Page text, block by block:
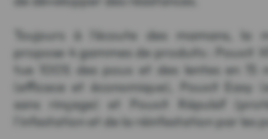
Toujours à l'écoute des mamans, la
propose 4 gammes de produits : Pouxit
tue 100% des poux et des lentes en 15
(efficace et économique), Pouxit Easy
sans rinçage) et Pouxit Répulsif
l'infestation et de la réinfestation par les